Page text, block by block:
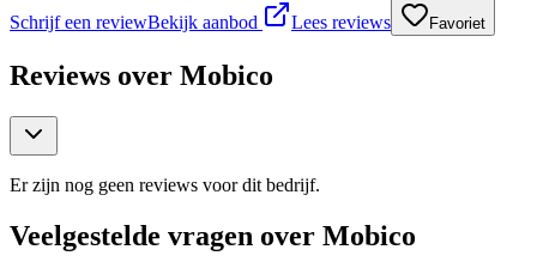
Schrijf een reviewBekijk aanbod Lees reviews Favoriet
Reviews over Mobico
Er zijn nog geen reviews voor dit bedrijf.
Veelgestelde vragen over Mobico